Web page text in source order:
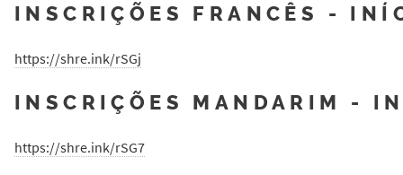
INSCRIÇÕES FRANCÊS -
https://shre.ink/rSGj
INSCRIÇÕES MANDARIM -
https://shre.ink/rSG7